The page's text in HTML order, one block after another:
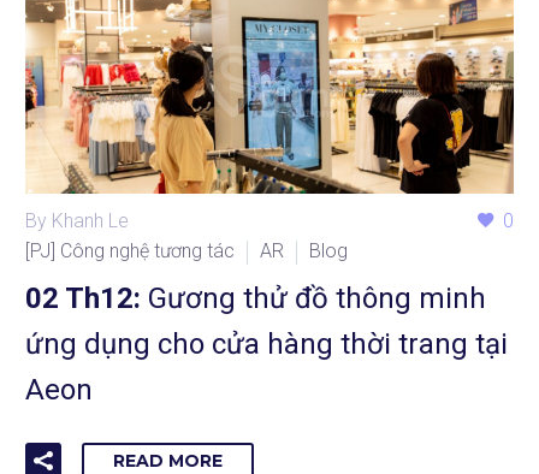
0
By Khanh Le
[PJ] Công nghệ tương tác
AR Blog
02 Th12: Gương thử đồ thông minh
ứng dụng cho cửa hàng thời trang tại
Aeon
READ MORE